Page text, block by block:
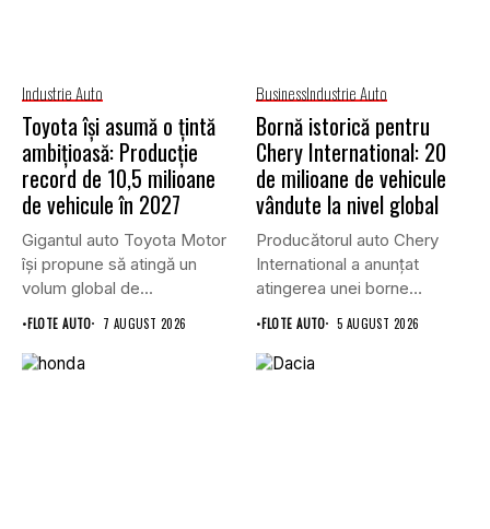
Industrie Auto
Toyota își asumă o țintă
ambițioasă: Producție
record de 10,5 milioane
de vehicule în 2027
Gigantul auto Toyota Motor
își propune să atingă un
volum global de...
•FLOTE AUTO 7 AUGUST 2026
BusinessIndustrie Auto
Bornă istorică pentru
Chery International: 20
de milioane de vehicule
vândute la nivel global
Producătorul auto Chery
International a anunțat
atingerea unei borne
istorice în industria...
•FLOTE AUTO 5 AUGUST 2026